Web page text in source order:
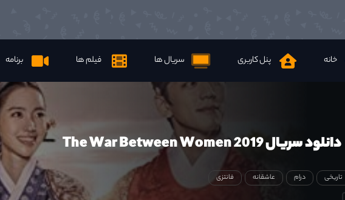
خانه پنل کاربری سریال ها فیلم ها برنامه
دانلود سریال The War Between Women 2019
تاریخی درام عاشقانه فانتزی